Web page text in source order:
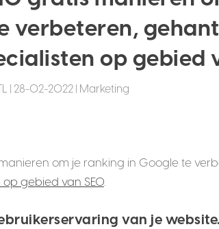
verbeteren,
op gebied
| 28-02-2022| Marketing
om je ranking in Google te
gebied van SEO.
van je website.